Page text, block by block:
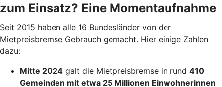
zum Einsatz? Eine Momentaufnahme
Seit 2015 haben alle 16 Bundesländer von der
Mietpreisbremse Gebrauch gemacht. Hier einige Zahlen
dazu:
Mitte 2024 galt die Mietpreisbremse in rund 410
Gemeinden mit etwa 25 Millionen Einwohnerinnen